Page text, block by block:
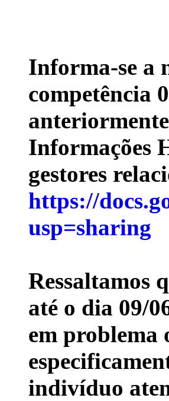
Informa-se a
competência
Informações
gestores
https://
usp=sharing
Ressaltamos
até o dia 09/
em problema
indivíduo